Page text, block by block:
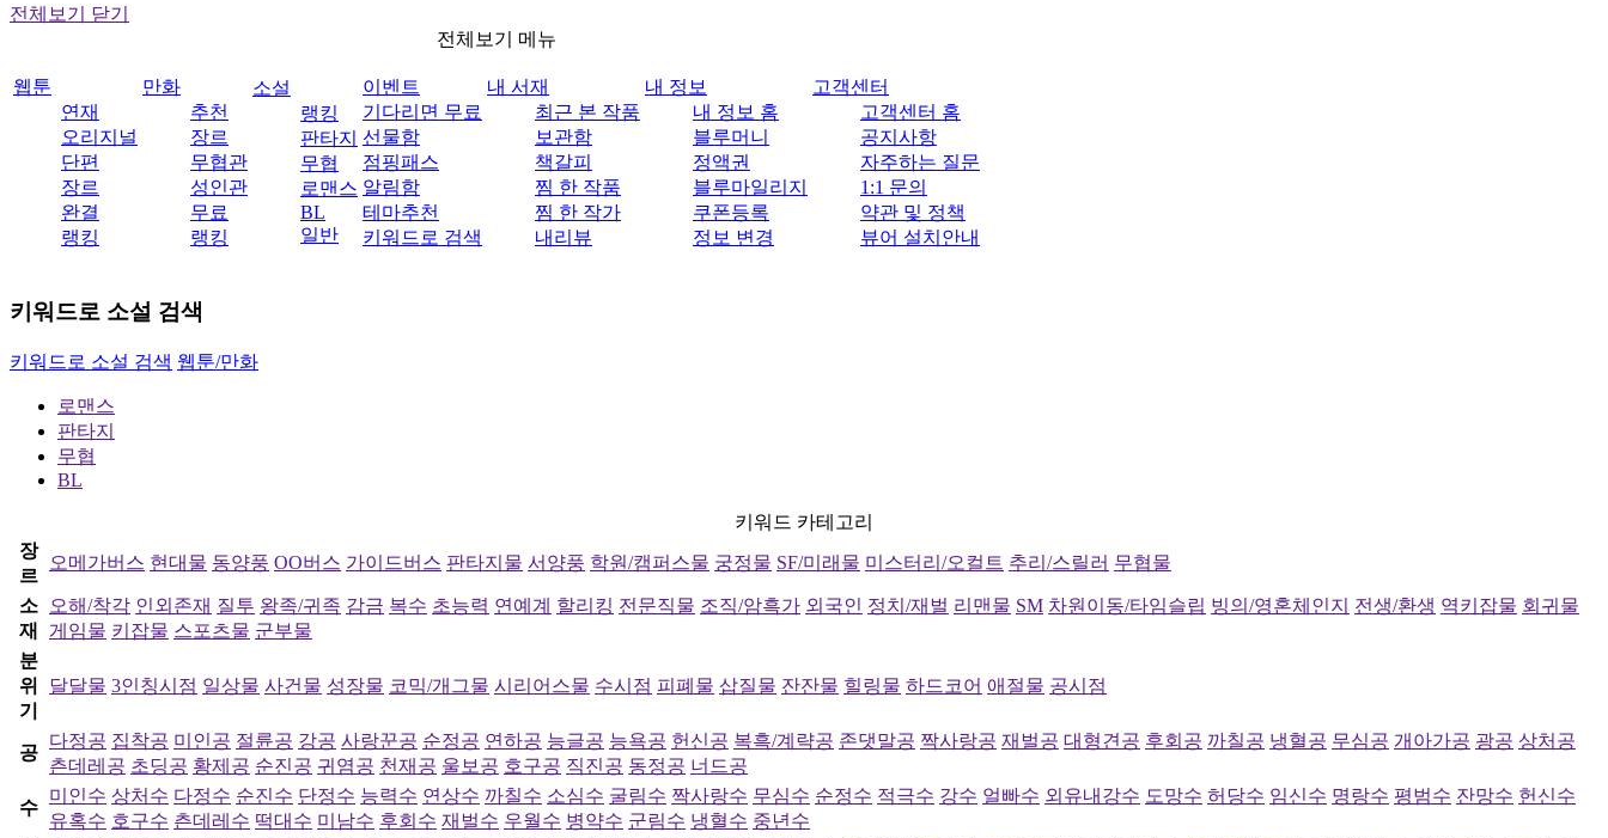
전체보기 닫기
전체보기 메뉴
웹툰
연재
오리지널
단편
장르
완결
랭킹
만화
추천
장르
무협관
성인관
무료
랭킹
소설
랭킹
판타지
무협
로맨스
BL
일반
이벤트
기다리면 무료
선물함
점핑패스
알림함
테마추천
키워드로 검색
내 서재
최근 본 작품
보관함
책갈피
찜 한 작품
찜 한 작가
내리뷰
내 정보
내 정보 홈
블루머니
정액권
블루마일리지
쿠폰등록
정보 변경
고객센터
고객센터 홈
공지사항
자주하는 질문
1:1 문의
약관 및 정책
뷰어 설치안내
키워드로 소설 검색
키워드로 소설 검색 웹툰/만화
로맨스
판타지
무협
BL
키워드 카테고리
장
르
오메가버스 현대물 동양풍 OO버스 가이드버스 판타지물 서양풍 학원/캠퍼스물 궁정물 SF/미래물 미스터리/오컬트 추리/스릴러 무협물
소
재
오해/착각 인외존재 질투 왕족/귀족 감금 복수 초능력 연예계 할리킹 전문직물 조직/암흑가 외국인 정치/재벌 리맨물 SM 차원이동/타임슬립 빙의/영혼체인지 전생/환생 역키잡물 회귀물
게임물 키잡물 스포츠물 군부물
분
위
기
달달물 3인칭시점 일상물 사건물 성장물 코믹/개그물 시리어스물 수시점 피폐물 삽질물 잔잔물 힐링물 하드코어 애절물 공시점
공
다정공 집착공 미인공 절륜공 강공 사랑꾼공 순정공 연하공 능글공 능욕공 헌신공 복흑/계략공 존댓말공 짝사랑공 재벌공 대형견공 후회공 까칠공 냉혈공 무심공 개아가공 광공 상처공
츤데레공 초딩공 황제공 순진공 귀염공 천재공 울보공 호구공 직진공 동정공 너드공
수
미인수 상처수 다정수 순진수 단정수 능력수 연상수 까칠수 소심수 굴림수 짝사랑수 무심수 순정수 적극수 강수 얼빠수 외유내강수 도망수 허당수 임신수 명랑수 평범수 잔망수 헌신수
유혹수 호구수 츤데레수 떡대수 미남수 후회수 재벌수 우월수 병약수 군림수 냉혈수 중년수